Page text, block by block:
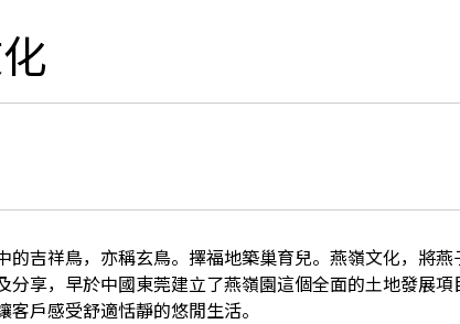
的吉祥鳥，亦稱玄鳥。擇福地築巢育兒。燕嶺文化，將
分享，早於中國東莞建立了燕嶺園這個全面的土地發展
客戶感受舒適恬靜的悠閒生活。